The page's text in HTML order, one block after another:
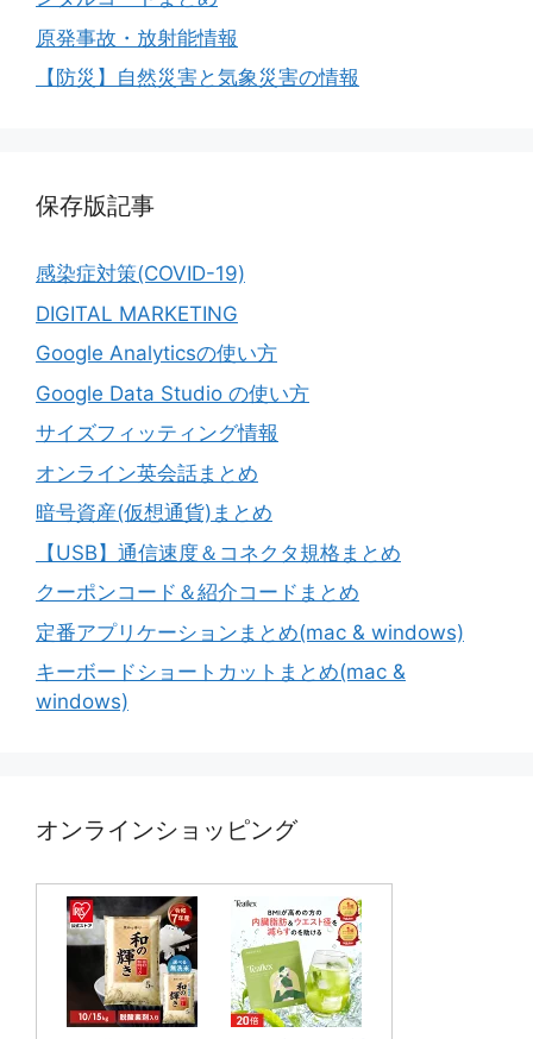
原発事故・放射能情報
【防災】自然災害と気象災害の情報
保存版記事
感染症対策(COVID-19)
DIGITAL MARKETING
Google Analyticsの使い方
Google Data Studio の使い方
サイズフィッティング情報
オンライン英会話まとめ
暗号資産(仮想通貨)まとめ
【USB】通信速度＆コネクタ規格まとめ
クーポンコード＆紹介コードまとめ
定番アプリケーションまとめ(mac & windows)
キーボードショートカットまとめ(mac &
windows)
オンラインショッピング